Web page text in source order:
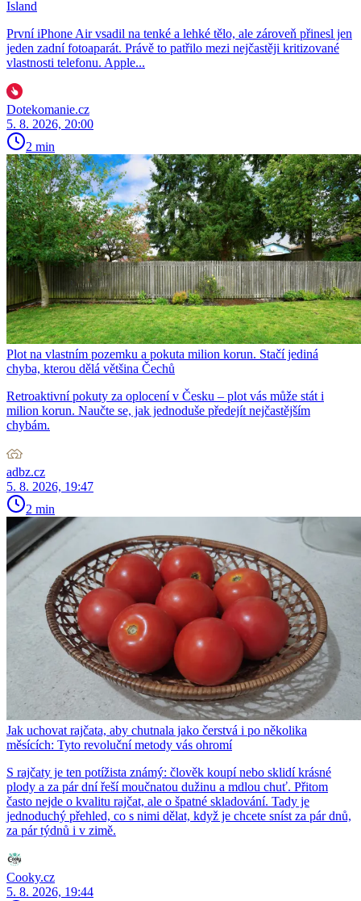
Island
První iPhone Air vsadil na tenké a lehké tělo, ale zároveň přinesl jen
jeden zadní fotoaparát. Právě to patřilo mezi nejčastěji kritizované
vlastnosti telefonu. Apple...
Dotekomanie.cz
5. 8. 2026, 20:00
2 min
Plot na vlastním pozemku a pokuta milion korun. Stačí jediná
chyba, kterou dělá většina Čechů
Retroaktivní pokuty za oplocení v Česku – plot vás může stát i
milion korun. Naučte se, jak jednoduše předejít nejčastějším
chybám.
adbz.cz
5. 8. 2026, 19:47
2 min
Jak uchovat rajčata, aby chutnala jako čerstvá i po několika
měsících: Tyto revoluční metody vás ohromí
S rajčaty je ten potížista známý: člověk koupí nebo sklidí krásné
plody a za pár dní řeší moučnatou dužinu a mdlou chuť. Přitom
často nejde o kvalitu rajčat, ale o špatné skladování. Tady je
jednoduchý přehled, co s nimi dělat, když je chcete sníst za pár dnů,
za pár týdnů i v zimě.
Cooky.cz
5. 8. 2026, 19:44